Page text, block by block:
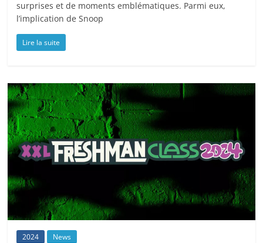
surprises et de moments emblématiques. Parmi eux,
l’implication de Snoop
Lire la suite
2024 News